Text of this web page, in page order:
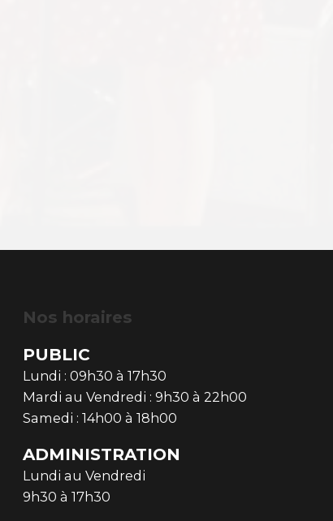
Nos horaires
PUBLIC
Lundi : 09h30 à 17h30
Mardi au Vendredi : 9h30 à 22h00
Samedi : 14h00 à 18h00
ADMINISTRATION
Lundi au Vendredi
9h30 à 17h30